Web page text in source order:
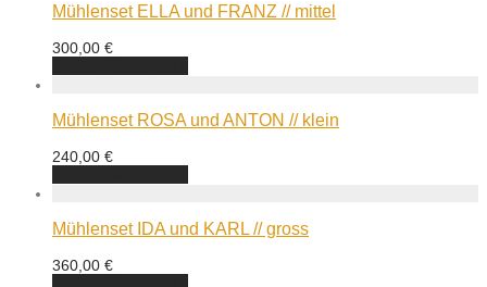
Mühlenset ELLA und FRANZ // mittel
300,00 €
Mühlenset ROSA und ANTON // klein
240,00 €
Mühlenset IDA und KARL // gross
360,00 €